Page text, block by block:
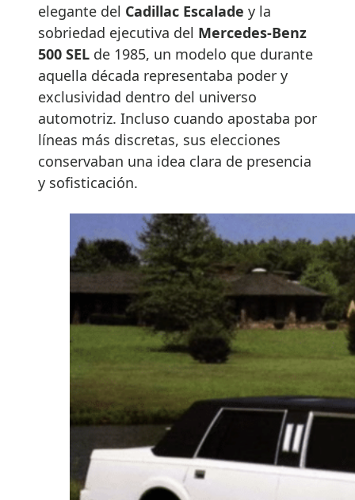
elegante del Cadillac Escalade y la
sobriedad ejecutiva del Mercedes-Benz
500 SEL de 1985, un modelo que durante
aquella década representaba poder y
exclusividad dentro del universo
automotriz. Incluso cuando apostaba por
líneas más discretas, sus elecciones
conservaban una idea clara de presencia
y sofisticación.